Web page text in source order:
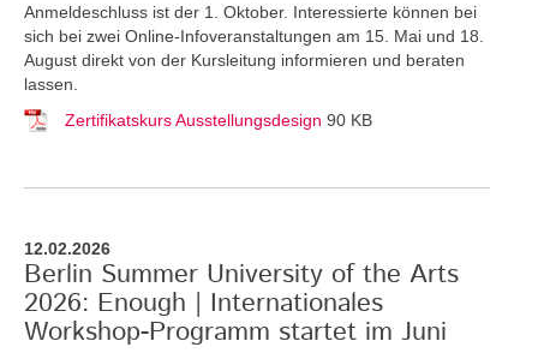
Anmeldeschluss ist der 1. Oktober. Interessierte können bei
sich bei zwei Online-Infoveranstaltungen am 15. Mai und 18.
August direkt von der Kursleitung informieren und beraten
lassen.
Zertifikatskurs Ausstellungsdesign 90 KB
12.02.2026
Berlin Summer University of the Arts
2026: Enough | Internationales
Workshop-Programm startet im Juni